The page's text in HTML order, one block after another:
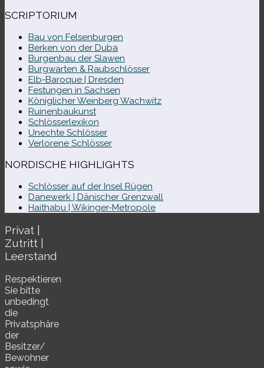
SCRIPTORIUM
Bau von Felsenburgen
Berken von der Duba
Burgenbau der Slawen
Burgwarten & Raubschlösser
Elb-​Baroque | Dresden
Festungen in Sachsen
Königlicher Weinberg Wachwitz
Ruinenbaukunst
Schlösserlexikon
Unechte Schlösser
Verlorene Schlösser
NORDISCHE HIGHLIGHTS
Schlösser auf der Insel Rügen
Danewerk | Dänischer Grenzwall
Haithabu | Wikinger-Metropole
Privat |
Zutritt |
Leerstand
Respektieren
Sie bitte
unbe­dingt
die
Privatsphäre
der
Besitzer/​
Bewohner